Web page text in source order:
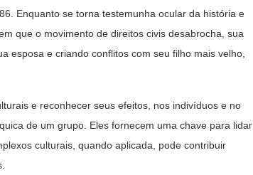
Enquanto se torna testemunha ocular da história e
que o movimento de direitos civis desabrocha, sua
esposa e criando conflitos com seu filho mais velho,
e reconhecer seus efeitos, nos indivíduos e no
de um grupo. Eles fornecem uma chave para lidar
culturais, quando aplicada, pode contribuir